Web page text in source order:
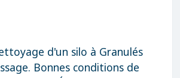
d'un silo à Granulés
Bonnes conditions de